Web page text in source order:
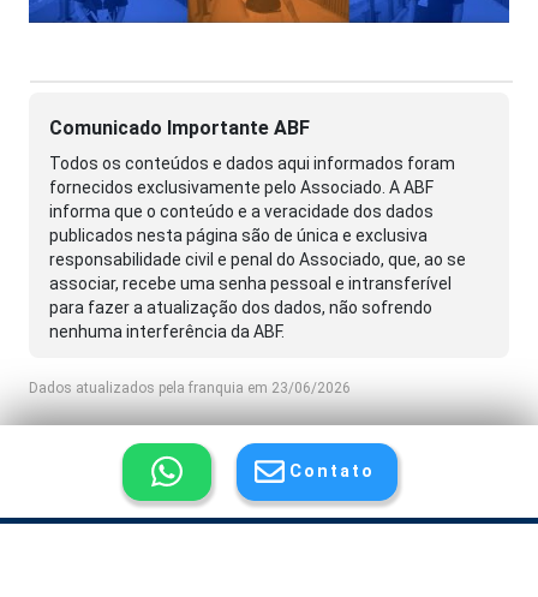
Comunicado Importante ABF
Todos os conteúdos e dados aqui informados foram
fornecidos exclusivamente pelo Associado. A ABF
informa que o conteúdo e a veracidade dos dados
publicados nesta página são de única e exclusiva
responsabilidade civil e penal do Associado, que, ao se
associar, recebe uma senha pessoal e intransferível
para fazer a atualização dos dados, não sofrendo
nenhuma interferência da ABF.
Dados atualizados pela franquia em 23/06/2026
Contato